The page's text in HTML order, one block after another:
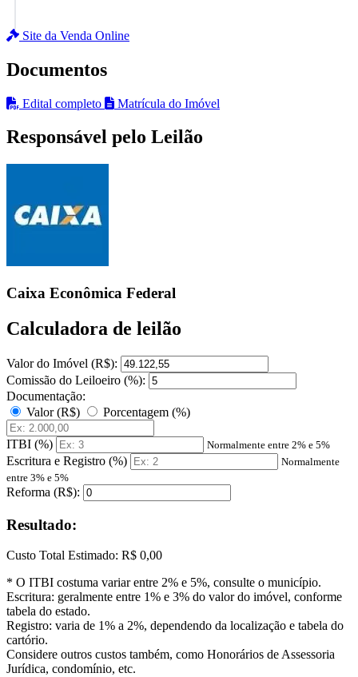
Site da Venda Online
Documentos
Edital completo Matrícula do Imóvel
Responsável pelo Leilão
Caixa Econômica Federal
Calculadora de leilão
Valor do Imóvel (R$):
Comissão do Leiloeiro (%):
Documentação:
Valor (R$)
Porcentagem (%)
ITBI (%) Normalmente entre 2% e 5%
Escritura e Registro (%)
Normalmente
entre 3% e 5%
Reforma (R$):
Resultado:
Custo Total Estimado: R$ 0,00
* O ITBI costuma variar entre 2% e 5%, consulte o município.
Escritura: geralmente entre 1% e 3% do valor do imóvel, conforme
tabela do estado.
Registro: varia de 1% a 2%, dependendo da localização e tabela do
cartório.
Considere outros custos também, como Honorários de Assessoria
Jurídica, condomínio, etc.